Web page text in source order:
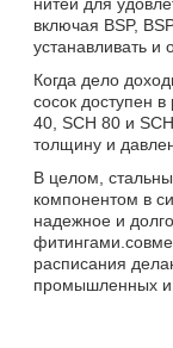
включая BSP,
устанавливать и
Когда дело
сосок доступен
40, SCH 80 и
толщину и
В целом,
компонентом в
надежное и
расписания
промышленных и